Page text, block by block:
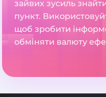
зайвих зусиль
пункт.
щоб зробити
обміняти валюту